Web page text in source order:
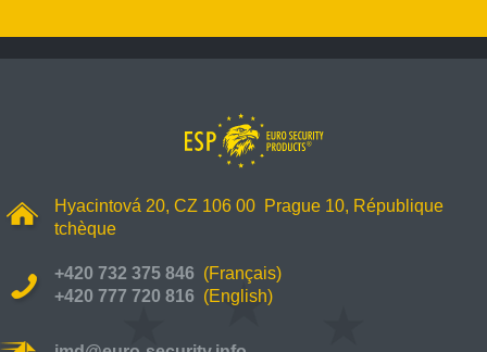
Hyacintová 20, CZ 106 00 Prague 10, République
tchèque
+420 732 375 846 (Français)
+420 777 720 816 (English)